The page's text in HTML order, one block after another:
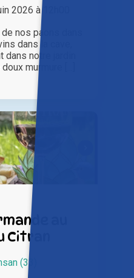
2026 à 12h00
nos paons dans
dans la cave,
notre jardin
murmure [...]
au
Citran
(33)